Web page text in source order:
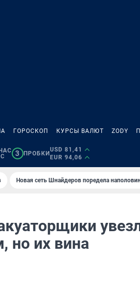
ГОРОСКОП КУРСЫ ВАЛЮТ ZODY
3 ПРОБКИ
USD 81,41
EUR 94,06
Новая сеть Шнайдеров поредела
но их вина